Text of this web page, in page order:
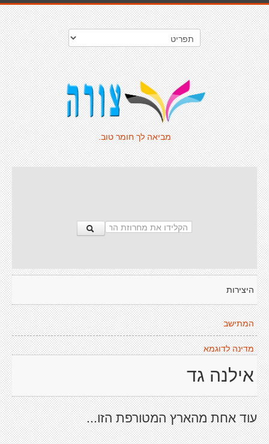
מביאה לך חומר טוב.
היצירות
המתישב
מדינה לדוגמא
אילנה גד
עוד אחת מהארץ המטורפת הזו...